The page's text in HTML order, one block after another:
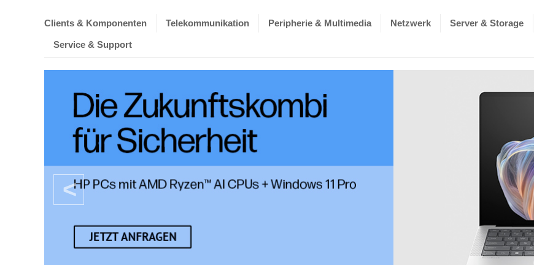
Clients & Komponenten Telekommunikation Peripherie & Multimedia Netzwerk Server & Storage
Service & Support